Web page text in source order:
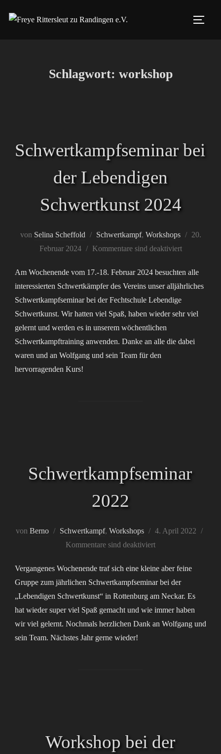
Inhalt
Schlagwort: workshop
Schwertkampfseminar bei
der Lebendigen
Schwertkunst 2024
von Selina Scheffold Schwertkampf, Workshops
20.
Februar 2024
Kommentare sind deaktiviert
Am Wochenende vom 17.-18. Februar 2024 besuchten alle
interessierten Schwertkämpfer des Vereins unser alljährliches
Schwertkampfseminar bei der Fechtschule Lebendige
Schwertkunst. Wir hatten viel Spaß, haben wieder sehr viel
gelernt und werden es in unserem wöchentlichen
Schwertkampftraining anwenden. Danke an alle die dabei
waren und an Wolfgang und sein Team für den
hervorragenden Kurs!
Schwertkampfseminar
2022
von Berno Schwertkampf, Workshops
Veröffentlicht
am
4. April 2022
Kommentare sind deaktiviert
Vergangenes Wochenende traf sich eine kleine aber feine
Gruppe zum jährlichen Schwertkampfseminar bei der
„Lebendigen Schwertkunst“ in Rottenburg am Neckar. Es
hat wieder super viel Spaß gemacht und wie immer haben
wir viel gelernt. Nochmals herzlichen Dank an Wolfgang und
sein Team. Nächstes Jahr gerne wieder!
Workshop bei der